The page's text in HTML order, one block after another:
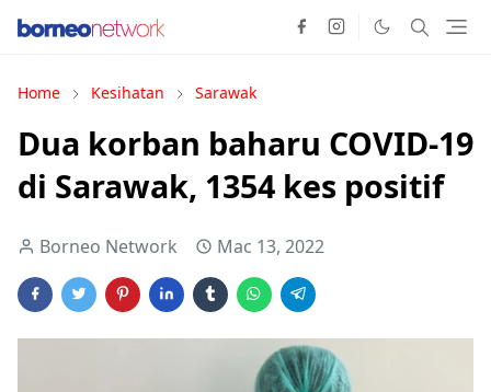
Home Kesihatan Sarawak
Dua korban baharu COVID-19
di Sarawak, 1354 kes positif
Borneo Network Mac 13, 2022